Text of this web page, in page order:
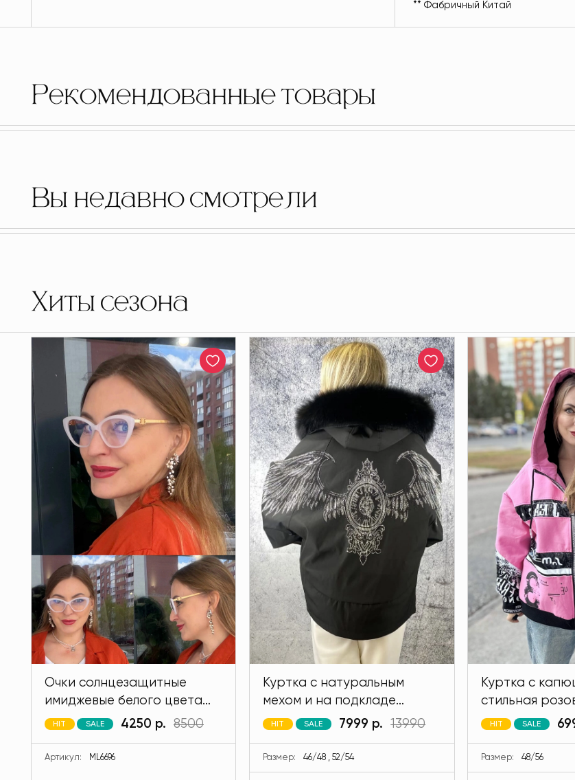
** Фабричный Китай
Рекомендованные товары
Вы недавно смотрели
Хиты сезона
Очки солнцезащитные
имиджевые белого цвета
MODLAV ML6696-1
HIT SALE 4250 р. 8500
Артикул: ML6696
Куртка с натуральным
мехом и на подкладе
кролик черного цвета
HIT SALE 7999 р. 13990
Размер: 46/48 , 52/54
Куртка с
стильная
MODLAV
HIT SALE
Размер: 48/56